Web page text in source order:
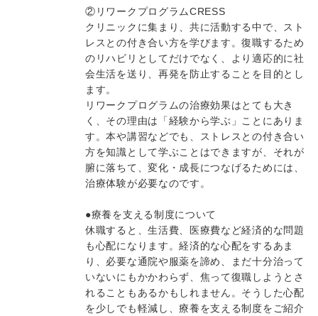
②リワークプログラムCRESS
クリニックに集まり、共に活動する中で、スト
レスとの付き合い方を学びます。復職するため
のリハビリとしてだけでなく、より適応的に社
会生活を送り、再発を防止することを目的とし
ます。
リワークプログラムの治療効果はとても大き
く、その理由は「経験から学ぶ」ことにありま
す。本や講習などでも、ストレスとの付き合い
方を知識として学ぶことはできますが、それが
腑に落ちて、変化・成長につなげるためには、
治療体験が必要なのです。
●療養を支える制度について
休職すると、生活費、医療費など経済的な問題
も心配になります。経済的な心配をするあま
り、必要な通院や服薬を諦め、まだ十分治って
いないにもかかわらず、焦って復職しようとさ
れることもあるかもしれません。そうした心配
を少しでも軽減し、療養を支える制度をご紹介